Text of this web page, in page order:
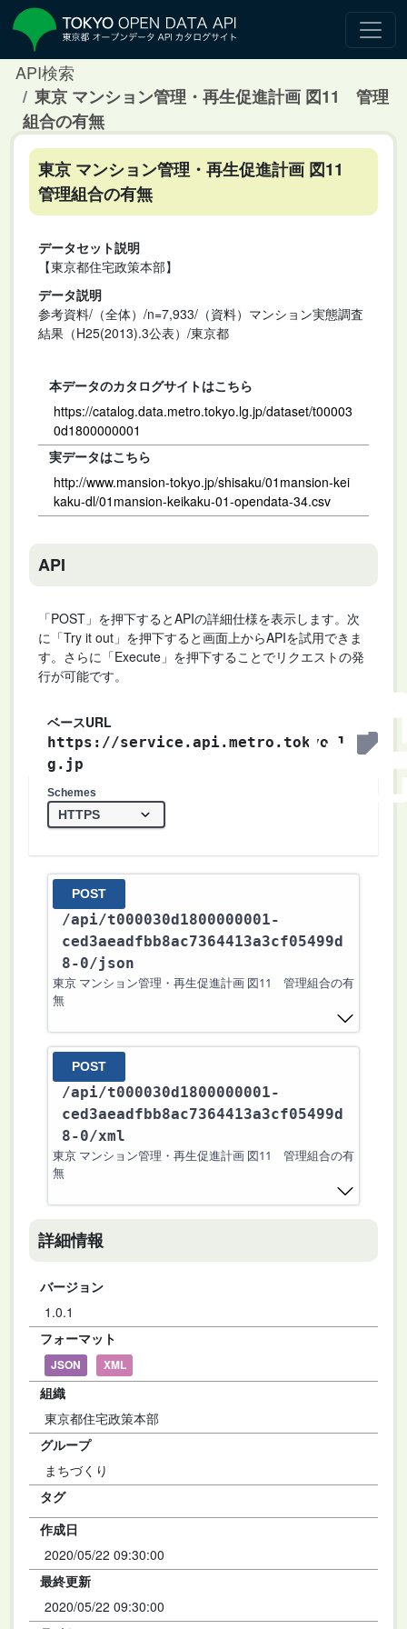
API検索
東京 マンション管理・再生促進計画 図11 管理
組合の有無
東京 マンション管理・再生促進計画 図11
管理組合の有無
データセット説明
【東京都住宅政策本部】
データ説明
参考資料/（全体）/n=7,933/（資料）マンション実態調査
結果（H25(2013).3公表）/東京都
本データのカタログサイトはこちら
https://catalog.data.metro.tokyo.lg.jp/dataset/t00003
0d1800000001
実データはこちら
http://www.mansion-tokyo.jp/shisaku/01mansion-kei
kaku-dl/01mansion-keikaku-01-opendata-34.csv
API
「POST」を押下するとAPIの詳細仕様を表示します。次
に「Try it out」を押下すると画面上からAPIを試用できま
す。さらに「Execute」を押下することでリクエストの発
行が可能です。
ベースURL
https://service.api.metro.tokyo.l
g.jp
Schemes
POST
/api/t000030d1800000001-
ced3aeadfbb8ac7364413a3cf05499d
8-0/json
東京 マンション管理・再生促進計画 図11 管理組合の有
無
POST
/api/t000030d1800000001-
ced3aeadfbb8ac7364413a3cf05499d
8-0/xml
東京 マンション管理・再生促進計画 図11 管理組合の有
無
詳細情報
バージョン
1.0.1
フォーマット
JSON XML
組織
東京都住宅政策本部
グループ
まちづくり
タグ
作成日
2020/05/22 09:30:00
最終更新
2020/05/22 09:30:00